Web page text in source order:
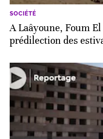
SOCIÉTÉ
A Laâyoune, Foum
prédilection des